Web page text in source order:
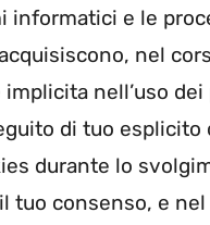
informatici e le
nel
nell’uso
di tuo esplicito
durante lo
tuo consenso, e